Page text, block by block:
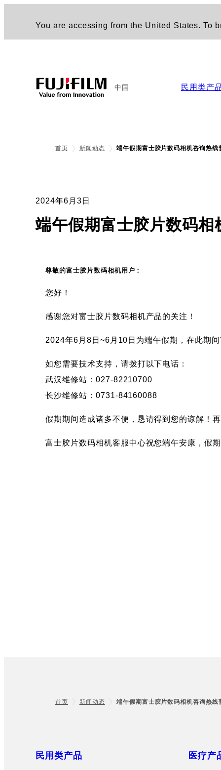
You are accessing from the United States.
中国 民用类产
首页 新闻动态 端午假期富士胶片数码相机咨询热线
2024年6月3日
端午假期富士胶片数码
尊敬的富士胶片数码相机用户：
您好！
感谢您对富士胶片数码相机产品的关注！
2024年6月8日~6月10日为端午假期，在此期
如您需要技术支持，请拨打以下电话：
武汉维修站：027-82210700
长沙维修站：0731-84160088
假期期间造成诸多不便，恳请得到您的谅解！
富士胶片数码相机客服中心祝您端午安康，假
首页 新闻动态 端午假期富士胶片数码相机咨询热线
Sitemap
民用类产品 医疗产